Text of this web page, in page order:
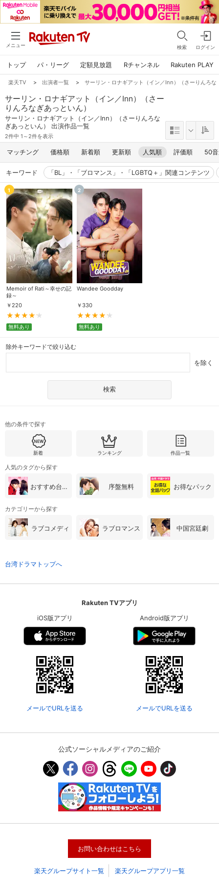
メニュー 検索 ログイン
トップ パ・リーグ 定額見放題 Rチャンネル Rakuten PLAY
会員情報
決済方法変更 決済方法の変更が可能です。
楽天TV > 出演者一覧 > サーリン・ロナギアット（イン／Inn）（さーりんろな
サーリン・ロナギアット（イン／Inn）（さー
りんろなぎあっといん）
サーリン・ロナギアット（イン／Inn）（さーりんろな
ぎあっといん） 出演作品一覧
2件中 1～2件を表示
マッチング 価格順 新着順 更新順 人気順 評価順 50
キーワード 「BL」・「ブロマンス」・「LGBTQ＋」関連コンテンツ
1
Memoir of Rati～幸せの記
録～
￥ 220
無料あり
2
Wandee Goodday
￥ 330
無料あり
除外キーワードで絞り込む
を除く
他の条件で探す
新着 ランキング 作品一覧
人気のタグから探す
おすすめ台湾・中国ドラマ 序盤無料 お得なパック
カテゴリーから探す
ラブコメディ ラブロマンス 中国宮廷劇
台湾ドラマトップへ
Rakuten TVアプリ
iOS版アプリ
メールでURLを送る
Android版アプリ
メールでURLを送る
公式ソーシャルメディアのご紹介
お問い合わせはこちら
楽天グループサイト一覧 楽天グループアプリ一覧